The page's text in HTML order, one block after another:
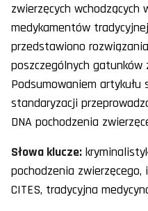
zwierzęcych wchodzących
medykamentów
przedstawiono
poszczególnych
Podsumowaniem artykułu
standaryzacji
DNA pochodzenia
Słowa klucze:
pochodzenia
CITES, tradycyjna